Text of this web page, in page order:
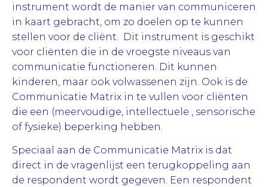
instrument wordt de manier van communiceren
in kaart gebracht, om zo doelen op te kunnen
stellen voor de cliënt. Dit instrument is geschikt
voor cliënten die in de vroegste niveaus van
communicatie functioneren. Dit kunnen
kinderen, maar ook volwassenen zijn. Ook is de
Communicatie Matrix in te vullen voor cliënten
die een (meervoudige, intellectuele , sensorische
of fysieke) beperking hebben.
Speciaal aan de Communicatie Matrix is dat
direct in de vragenlijst een terugkoppeling aan
de respondent wordt gegeven. Een respondent